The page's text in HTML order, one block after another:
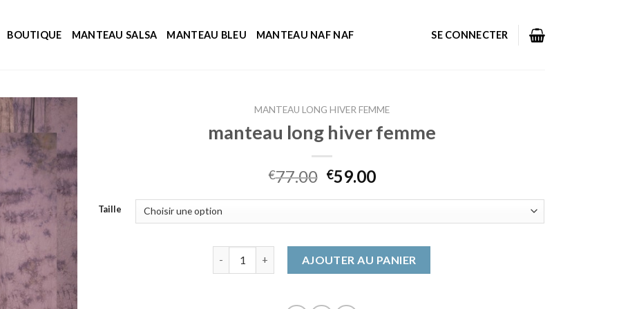
BOUTIQUE MANTEAU SALSA MANTEAU BLEU MANTEAU NAF NAF SE CONNECTER
MANTEAU LONG HIVER FEMME
manteau long hiver femme
€77.00 €59.00
Taille
AJOUTER AU PANIER